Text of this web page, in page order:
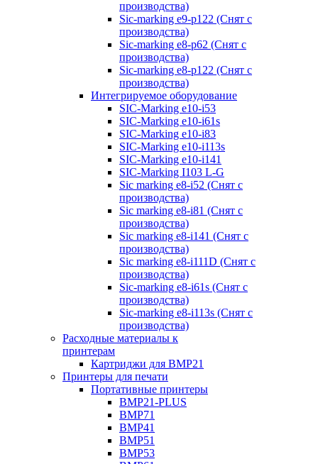
производства)
Sic-marking e9-p122 (Снят с
производства)
Sic-marking e8-p62 (Снят с
производства)
Sic-marking e8-p122 (Снят с
производства)
Интегрируемое оборудование
SIC-Marking e10-i53
SIC-Marking e10-i61s
SIC-Marking e10-i83
SIC-Marking e10-i113s
SIC-Marking e10-i141
SIC-Marking I103 L-G
Sic marking e8-i52 (Снят с
производства)
Sic marking e8-i81 (Снят с
производства)
Sic marking e8-i141 (Снят с
производства)
Sic marking e8-i111D (Снят с
производства)
Sic-marking e8-i61s (Снят с
производства)
Sic-marking e8-i113s (Снят с
производства)
Расходные материалы к
принтерам
Картриджи для BMP21
Принтеры для печати
Портативные принтеры
BMP21-PLUS
BMP71
BMP41
BMP51
BMP53